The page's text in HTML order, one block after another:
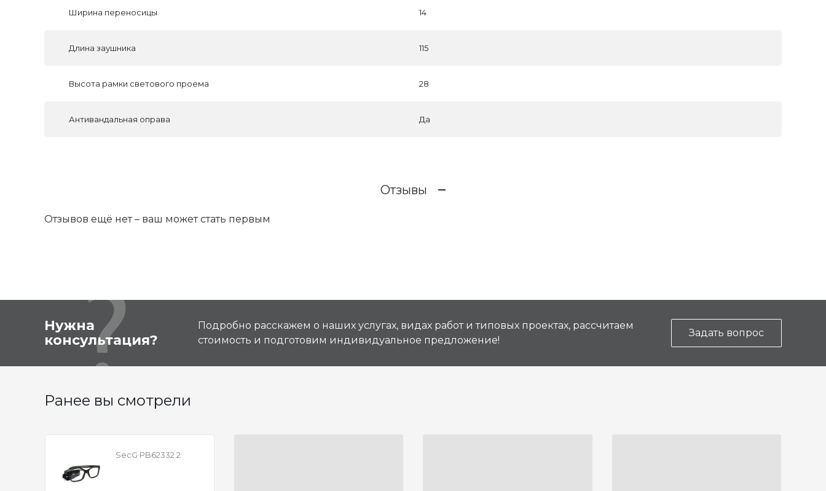
Ширина переносицы 14
Длина заушника 115
Высота рамки светового проема 28
Антивандальная оправа Да
Отзывы
Отзывов ещё нет – ваш может стать первым
Нужна
консультация?
Подробно расскажем о наших услугах, видах работ и типовых проектах, рассчитаем
стоимость и подготовим индивидуальное предложение!
Задать вопрос
Ранее вы смотрели
SecG PB62332 2